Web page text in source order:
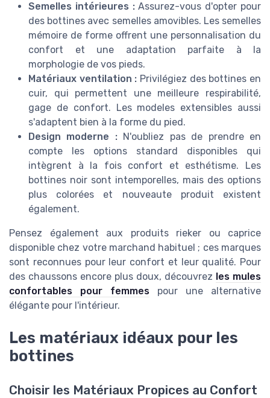
Semelles intérieures :Assurez-vous d'opter pour
des bottines avec semelles amovibles. Les semelles
mémoire de forme offrent une personnalisation du
confort et une adaptation parfaite à la
morphologie de vos pieds.
Matériaux ventilation : Privilégiez des bottines en
cuir, qui permettent une meilleure respirabilité,
gage de confort. Les modeles extensibles aussi
s'adaptent bien à la forme du pied.
Design moderne : N'oubliez pas de prendre en
compte les options standard disponibles qui
intègrent à la fois confort et esthétisme. Les
bottines noir sont intemporelles, mais des options
plus colorées et nouveaute produit existent
également.
Pensez également aux produits rieker ou caprice
disponible chez votre marchand habituel ; ces marques
sont reconnues pour leur confort et leur qualité. Pour
des chaussons encore plus doux, découvrez les mules
confortables pour femmes pour une alternative
élégante pour l'intérieur.
Les matériaux idéaux pour les
bottines
Choisir les Matériaux Propices au Confort